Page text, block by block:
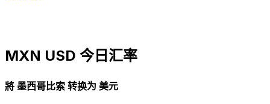
MXN USD 今日汇率
將 墨西哥比索 转换为 美元